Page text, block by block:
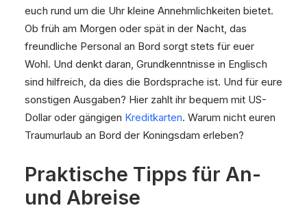
euch rund um die Uhr kleine Annehmlichkeiten bietet.
Ob früh am Morgen oder spät in der Nacht, das
freundliche Personal an Bord sorgt stets für euer
Wohl. Und denkt daran, Grundkenntnisse in Englisch
sind hilfreich, da dies die Bordsprache ist. Und für eure
sonstigen Ausgaben? Hier zahlt ihr bequem mit US-
Dollar oder gängigen Kreditkarten. Warum nicht euren
Traumurlaub an Bord der Koningsdam erleben?
Praktische Tipps für An-
und Abreise